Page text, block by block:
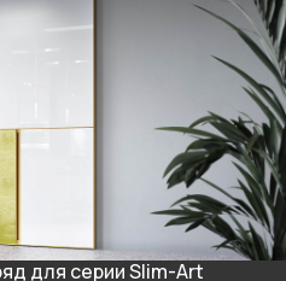
для серии Slim-Art